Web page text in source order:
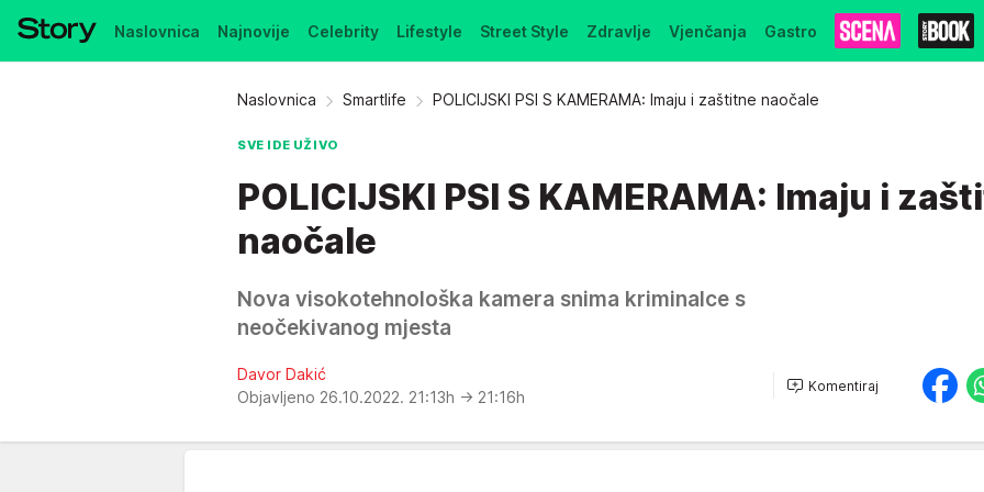
Naslovnica Najnovije Celebrity Lifestyle Street Style Zdravlje Vjenčanja Gastro
Naslovnica Smartlife POLICIJSKI PSI S KAMERAMA: Imaju i zaštitne naočale
SVE IDE UŽIVO
POLICIJSKI PSI S KAMERAMA: Imaju i
naočale
Nova visokotehnološka kamera snima kriminalce s
neočekivanog mjesta
Davor Dakić
Objavljeno 26.10.2022. 21:13h → 21:16h
Komentiraj